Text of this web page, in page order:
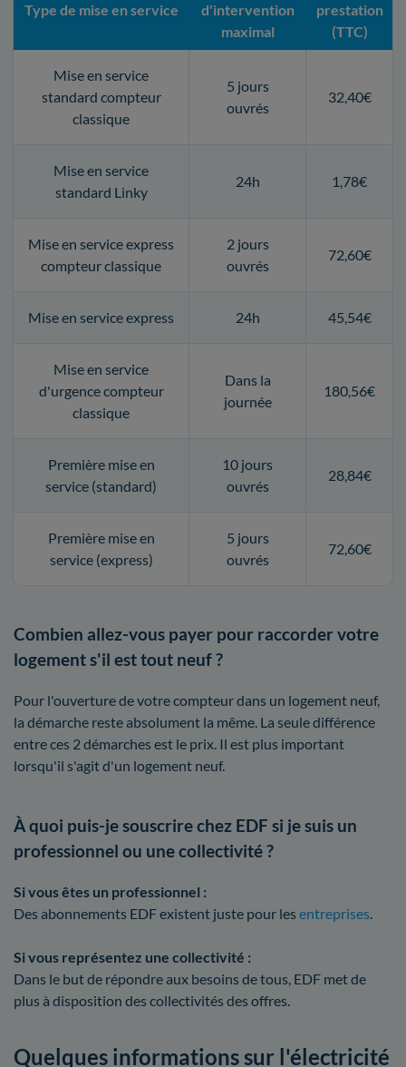
Type de mise en service
d'intervention
maximal
prestation
(TTC)
Mise en service
standard compteur
classique
5 jours
ouvrés
32,40€
Mise en service
standard Linky
24h 1,78€
Mise en service express
compteur classique
2 jours
ouvrés
72,60€
Mise en service express 24h 45,54€
Mise en service
d'urgence compteur
classique
Dans la
journée
180,56€
Première mise en
service (standard)
10 jours
ouvrés
28,84€
Première mise en
service (express)
5 jours
ouvrés
72,60€
Combien allez-vous payer pour raccorder votre
logement s'il est tout neuf ?
Pour l'ouverture de votre compteur dans un logement neuf,
la démarche reste absolument la même. La seule différence
entre ces 2 démarches est le prix. Il est plus important
lorsqu'il s'agit d'un logement neuf.
À quoi puis-je souscrire chez EDF si je suis un
professionnel ou une collectivité ?
Si vous êtes un professionnel :
Des abonnements EDF existent juste pour les entreprises.
Si vous représentez une collectivité :
Dans le but de répondre aux besoins de tous, EDF met de
plus à disposition des collectivités des offres.
Quelques informations sur l'électricité